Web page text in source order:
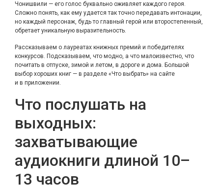
Чонишвили — его голос буквально оживляет каждого героя.
Сложно понять, как ему удается так точно передавать интонации,
но каждый персонаж, будь то главный герой или второстепенный,
обретает уникальную выразительность.
Рассказываем о лауреатах книжных премий и победителях
конкурсов. Подсказываем, что модно, а что малоизвестно, что
почитать в отпуске, зимой и летом, в дороге и дома. Большой
выбор хороших книг — в разделе «Что выбрать» на сайте
и в приложении.
Что послушать на
выходных:
захватывающие
аудиокниги длиной 10–
13 часов